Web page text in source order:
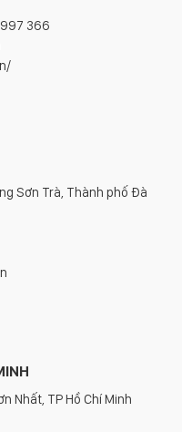
366
Sơn Trà, Thành phố Đà
Nhất, TP Hồ Chí Minh